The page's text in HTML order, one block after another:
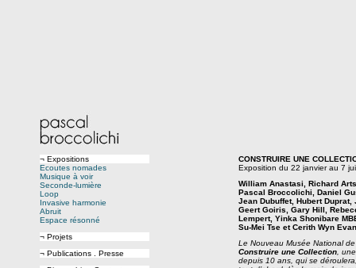
¬ Expositions
Ecoutes nomades
Musique à voir
Seconde-lumière
Loop
Invasive harmonie
Abruit
Espace résonné
¬ Projets
¬ Publications . Presse
CONSTRUIRE UNE
Exposition du 22 janvier au 7
William Anastasi, Richard
Pascal Broccolichi, Daniel
Jean Dubuffet, Hubert
Geert Goiris, Gary Hill,
Lempert, Yinka Shonibare
Su-Mei Tse et Cerith Wyn
Le Nouveau Musée National
Construire une Collection ,
depuis 10 ans, qui se